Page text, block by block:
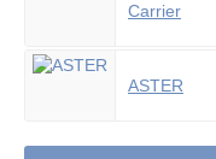
Carrier
ASTER